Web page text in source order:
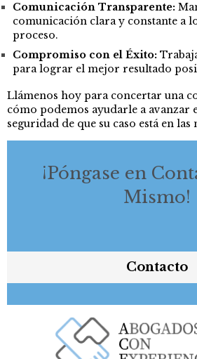
Comunicación Transparente:
comunicación clara y constante a
proceso.
Compromiso con el Éxito:
para lograr el mejor resultado
Llámenos hoy para concertar una
cómo podemos ayudarle a avanzar
seguridad de que su caso está en
¡Póngase en
Mismo!
Contacto